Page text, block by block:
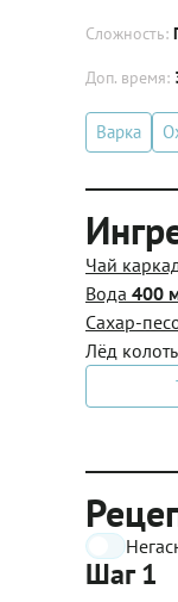
Сложность:
Доп. время:
Варка
Чай
Вода 400
Сахар-
Лёд
Шаг 1